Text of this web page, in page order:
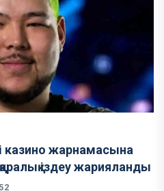
казино жарнамасына
іздеу жарияланды